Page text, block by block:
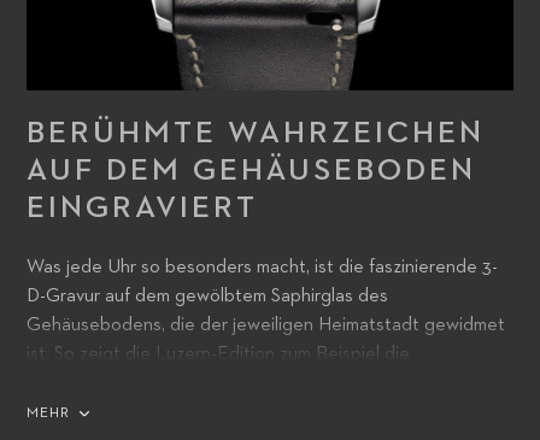
BERÜHMTE WAHRZEICHEN
AUF DEM GEHÄUSEBODEN
EINGRAVIERT
Was jede Uhr so besonders macht, ist die faszinierende 3-
D-Gravur auf dem gewölbtem Saphirglas des
Gehäusebodens, die der jeweiligen Heimatstadt gewidmet
ist. So zeigt die Luzern-Edition zum Beispiel die
während Tokio mit seiner Skyline und dem Berg Fuji im
MEHR